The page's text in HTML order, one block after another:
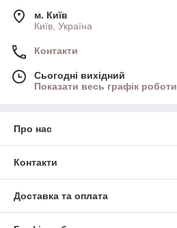
м. Київ
Київ, Україна
Контакти
Сьогодні вихідний
Показати весь графік роботи
Про нас
Контакти
Доставка та оплата